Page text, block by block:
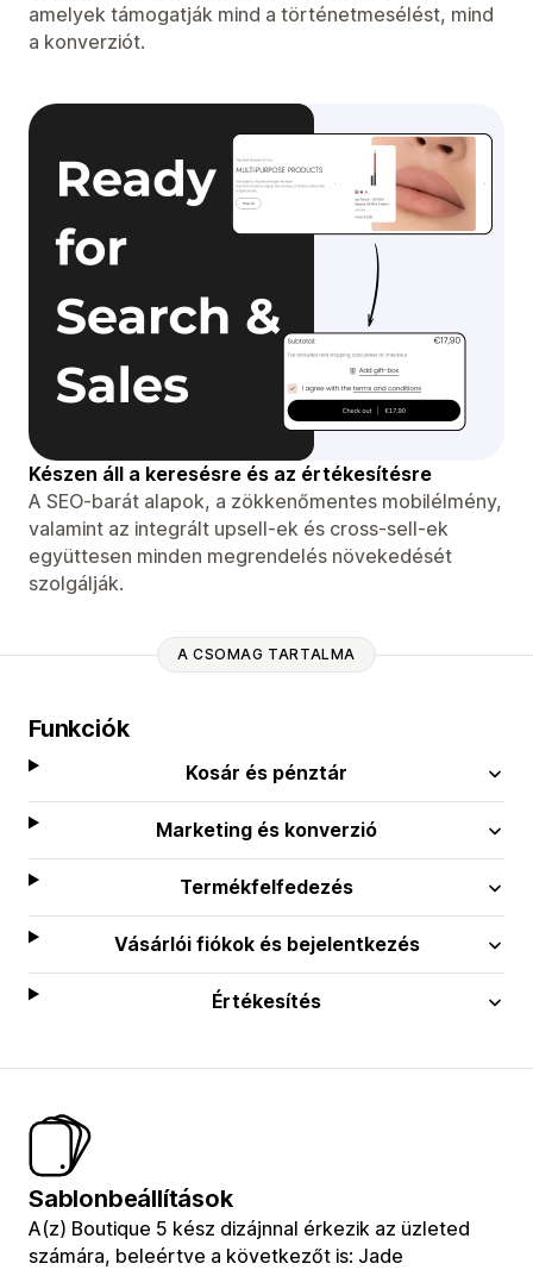
amelyek támogatják mind a történetmesélést, mind
a konverziót.
Készen áll a keresésre és az értékesítésre
A SEO-barát alapok, a zökkenőmentes mobilélmény,
valamint az integrált upsell-ek és cross-sell-ek
együttesen minden megrendelés növekedését
szolgálják.
A CSOMAG TARTALMA
Funkciók
Kosár és pénztár
Marketing és konverzió
Termékfelfedezés
Vásárlói fiókok és bejelentkezés
Értékesítés
Sablonbeállítások
A(z) Boutique 5 kész dizájnnal érkezik az üzleted
számára, beleértve a következőt is: Jade